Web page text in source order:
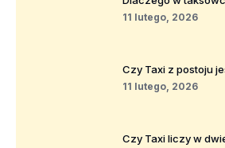
11 lutego, 2026
Czy Taxi z postoju
11 lutego, 2026
Czy Taxi liczy w